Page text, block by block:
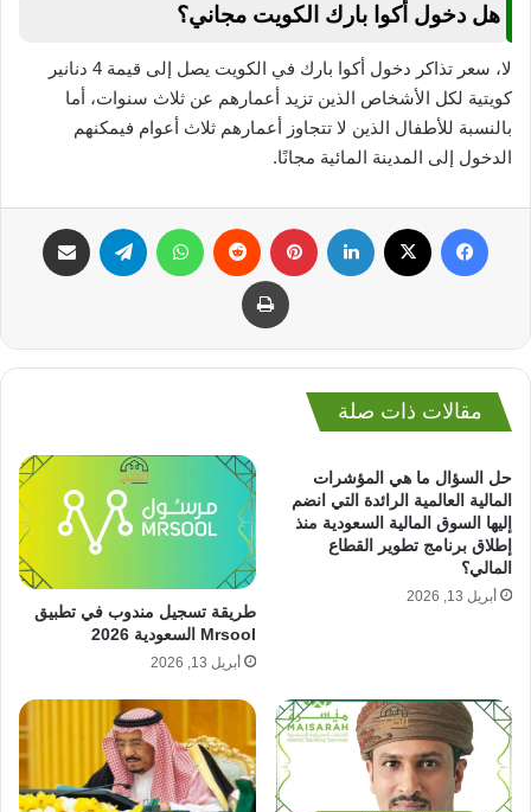
هل دخول أكوا بارك الكويت مجاني؟
لا، سعر تذاكر دخول أكوا بارك في الكويت يصل إلى قيمة 4 دنانير
كويتية لكل الأشخاص الذين تزيد أعمارهم عن ثلاث سنوات، أما
بالنسبة للأطفال الذين لا تتجاوز أعمارهم ثلاث أعوام فيمكنهم
الدخول إلى المدينة المائية مجانًا.
فيسبوك لينكدإن بينتيريست واتساب تيلقرام
طباعة
مقالات ذات صلة
حل السؤال ما هي المؤشرات
المالية العالمية الرائدة التي انضم
إليها السوق المالية السعودية منذ
إطلاق برنامج تطوير القطاع
المالي؟
أبريل 13, 2026
طريقة تسجيل مندوب في تطبيق
Mrsool السعودية 2026
أبريل 13, 2026